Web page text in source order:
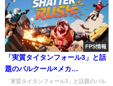
FPS情報
「実質タイタンフォール3」と話
題のパルクール×メカ
FPS「ShatterRush」、オープ
「実質タイタンフォール3」と話題のパル